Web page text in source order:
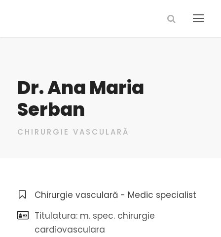
Dr. Ana Maria
Serban
CHIRURGIE VASCULARĂ
Chirurgie vasculară - Medic specialist
Titulatura: m. spec. chirurgie
cardiovasculara